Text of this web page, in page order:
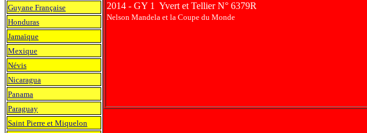
2014 - GY 1 Yvert et Tellier N° 6379R
Nelson Mandela et la Coupe du Monde
Guyane Française
Honduras
Jamaïque
Mexique
Névis
Nicaragua
Panama
Paraguay
Saint Pierre et Miquelon